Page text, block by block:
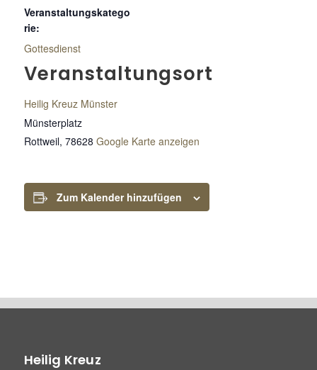
Veranstaltungskatego
rie:
Gottesdienst
Veranstaltungsort
Heilig Kreuz Münster
Münsterplatz
Rottweil, 78628 Google Karte anzeigen
Zum Kalender hinzufügen
Heilig Kreuz